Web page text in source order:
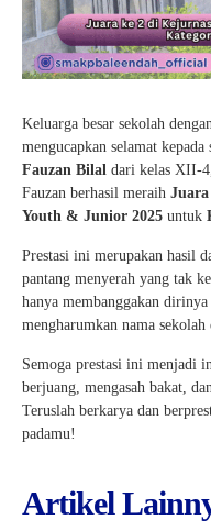
Keluarga besar sekolah
mengucapkan selamat kepada
Fauzan Bilal dari kelas XII-
Fauzan berhasil meraih Juara
Youth & Junior 2025 untuk
Prestasi ini merupakan hasil
pantang menyerah yang tak
hanya membanggakan
mengharumkan nama sekolah
Semoga prestasi ini menjadi
berjuang, mengasah bakat,
Teruslah berkarya dan
padamu!
Artikel